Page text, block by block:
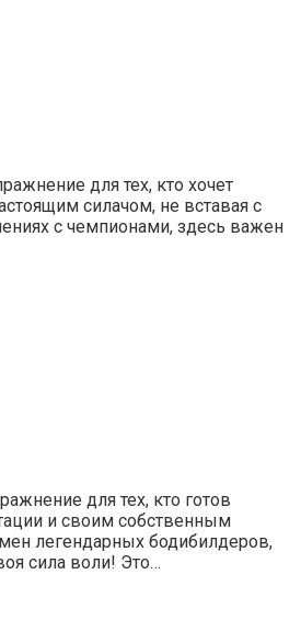
для тех, кто хочет
силачом, не вставая с
с чемпионами, здесь важен
для тех, кто готов
и своим собственным
легендарных бодибилдеров,
сила воли! Это…